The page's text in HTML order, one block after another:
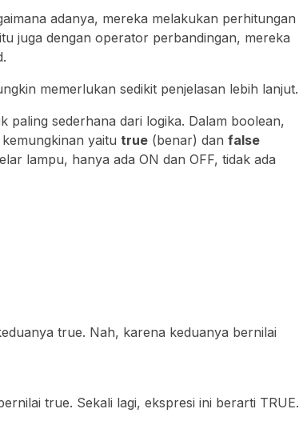
adanya, mereka melakukan perhitungan
juga dengan operator perbandingan, mereka
memerlukan sedikit penjelasan lebih lanjut.
paling sederhana dari logika. Dalam boolean,
yaitu true (benar) dan false
lampu, hanya ada ON dan OFF, tidak ada
true. Nah, karena keduanya bernilai
true. Sekali lagi, ekspresi ini berarti TRUE.